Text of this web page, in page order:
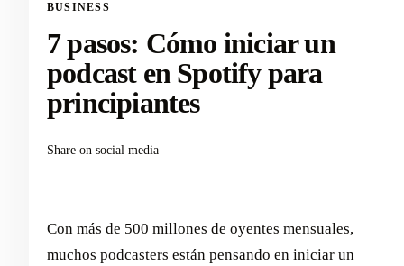
BUSINESS
7 pasos: Cómo iniciar un
podcast en Spotify para
principiantes
Share on social media
Con más de 500 millones de oyentes mensuales,
muchos podcasters están pensando en iniciar un